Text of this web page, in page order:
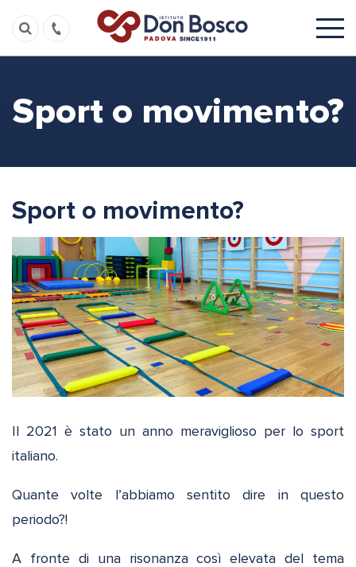
Sport o movimento?
Sport o movimento?
Il 2021 è stato un anno meraviglioso per lo sport
italiano.
Quante volte l’abbiamo sentito dire in questo
periodo?!
A fronte di una risonanza così elevata del tema